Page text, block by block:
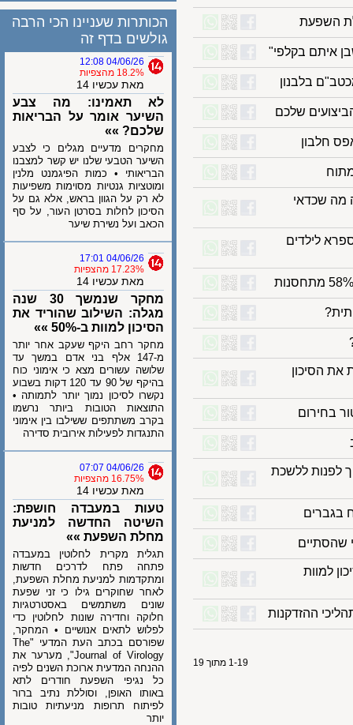
בקלפי"
שלכם
חלבון
שכדאי
לילדים
הסיכון
ללשכת
למוות
1-19 מתוך 19
הכותרות שעניינו הכי הרבה
גולשים בדף זה
04/06/26 12:08
18.2% מהצפיות
מאת עכשיו 14
לא תאמינו: מה צבע
השיער אומר על הבריאות
שלכם? »»
מחקרים מדעיים מגלים כי לצבע
השיער הטבעי שלנו יש קשר למצבנו
הבריאותי • כמות הפיגמנט מלנין
ומוטציות גנטיות מסוימות משפיעות
לא רק על הגוון בראש, אלא גם על
הסיכון לחלות בסרטן העור, על סף
הכאב ועל נשירת שיער
04/06/26 17:01
17.23% מהצפיות
מאת עכשיו 14
מחקר שנמשך 30 שנה
מגלה: השילוב שהוריד את
הסיכון למוות ב-50% »»
מחקר רחב היקף שעקב אחר יותר
מ-147 אלף בני אדם במשך עד
שלושה עשורים מצא כי אימוני כוח
בהיקף של 90 עד 120 דקות בשבוע
נקשרו לסיכון נמוך יותר לתמותה •
התוצאות הטובות ביותר נרשמו
בקרב משתתפים ששילבו בין אימוני
התנגדות לפעילות אירובית סדירה
04/06/26 07:07
16.75% מהצפיות
מאת עכשיו 14
טעות במעבדה חושפת:
השיטה החדשה למניעת
מחלת השפעת »»
תגלית מקרית לחלוטין במעבדה
פתחה פתח לדרכים חדשות
ומתקדמות למניעת מחלת השפעת,
לאחר שחוקרים גילו כי זני שפעת
שונים משתמשים באסטרטגיות
חלוקה וחדירה שונות לחלוטין כדי
לפלוש לתאים אנושיים • המחקר,
שפורסם בכתב העת המדעי "The
Journal of Virology", מערער את
ההנחה המדעית ארוכת השנים לפיה
כל נגיפי השפעת חודרים לתא
באותו האופן, וסוללת נתיב ברור
לפיתוח תרופות מניעתיות טובות
יותר